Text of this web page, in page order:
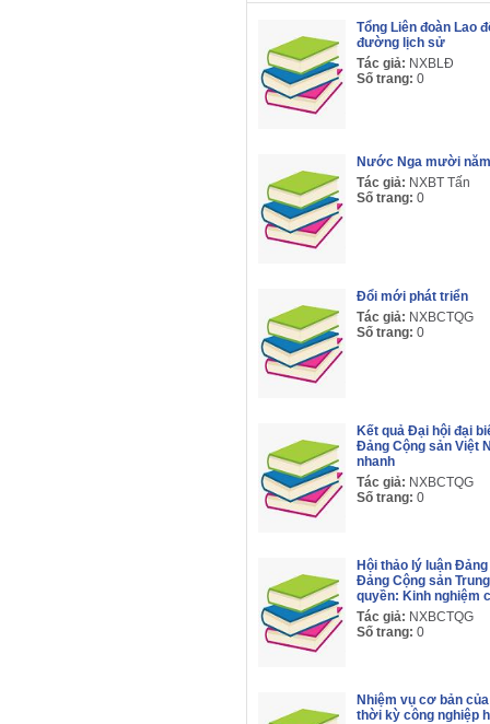
Tổng Liên đoàn Lao
đường lịch sử
Tác giả: NXBLĐ
Số trang: 0
Nước Nga mười
Tác giả: NXBT Tấn
Số trang: 0
Đổi mới phát triển
Tác giả: NXBCTQG
Số trang: 0
Kết quả Đại hội đại
Đảng Cộng sản Việt
nhanh
Tác giả: NXBCTQG
Số trang: 0
Hội thảo lý luận
Đảng Cộng sản
quyền: Kinh nghiệm
Tác giả: NXBCTQG
Số trang: 0
Nhiệm vụ cơ bản
thời kỳ công nghiệp